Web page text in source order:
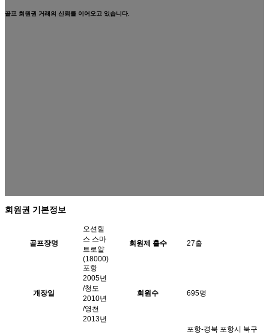
골프 회원권 거래의 신뢰를 이어오고 있습니다.
회원권 기본정보
골프장명
오션힐
스 스마
트로얄
(18000)
회원제 홀수 27홀
개장일
포항
2005년
/청도
2010년
/영천
2013년
회원수 695명
포항-경북 포항시 북구